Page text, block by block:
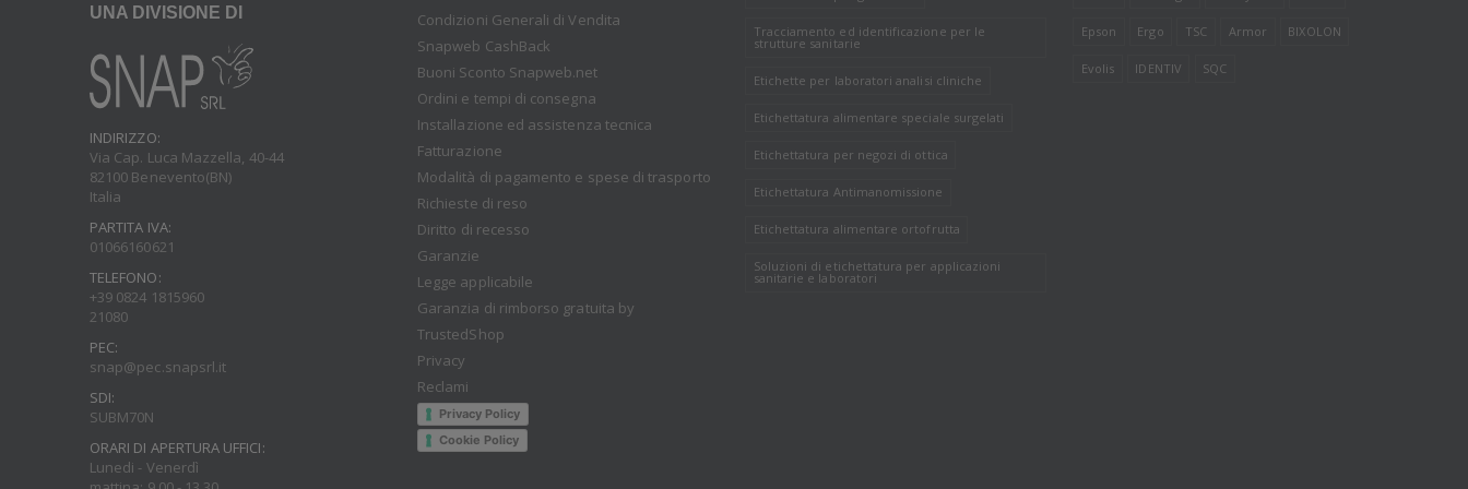
UNA DIVISIONE DI
INDIRIZZO:
Via Cap. Luca Mazzella, 40-44
82100 Benevento(BN)
Italia
PARTITA IVA:
01066160621
TELEFONO:
+39 0824 1815960
21080
PEC:
snap@pec.snapsrl.it
SDI:
SUBM70N
ORARI DI APERTURA UFFICI:
Lunedi - Venerdì
Condizioni Generali di Vendita
Snapweb CashBack
Buoni Sconto Snapweb.net
Ordini e tempi di consegna
Installazione ed assistenza tecnica
Fatturazione
Modalità di pagamento e spese di trasporto
Richieste di reso
Diritto di recesso
Garanzie
Legge applicabile
Garanzia di rimborso gratuita by
TrustedShop
Privacy
Reclami
Privacy Policy
Cookie Policy
Tracciamento ed identificazione per le
strutture sanitarie
Etichette per laboratori analisi cliniche
Etichettatura alimentare speciale surgelati
Etichettatura per negozi di ottica
Etichettatura Antimanomissione
Etichettatura alimentare ortofrutta
Soluzioni di etichettatura per applicazioni
sanitarie e laboratori
Epson Ergo TSC Armor BIXOLON
Evolis IDENTIV SQC